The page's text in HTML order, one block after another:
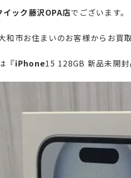
イック藤沢OPA店でございます。
和市お住まいのお客様からお買
『iPhone15 128GB 新品未開